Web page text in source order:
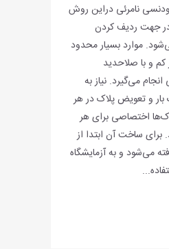
نامرئی دراین روش
جهت ردیف کردن
موارد بسیار محدود
کم و با صلاحدید
می‌گیرد. نیاز به
یک بار و تعویض پلاک در هر
اختصاصی برای هر
برای ساخت آن ابتدا از
می‌شود و به آزمایشگاه